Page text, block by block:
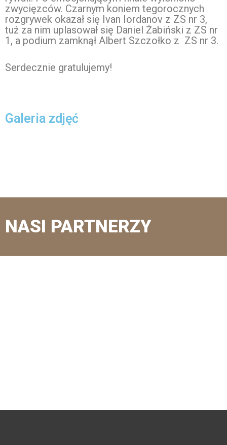
zwycięzców. Czarnym koniem tegorocznych
rozgrywek okazał się Ivan Iordanov z ZS nr 3,
tuż za nim uplasował się Daniel Żabiński z ZS nr
1, a podium zamknął Albert Szczołko z ZS nr 3.
Serdecznie gratulujemy!
Galeria zdjęć
NASI PARTNERZY